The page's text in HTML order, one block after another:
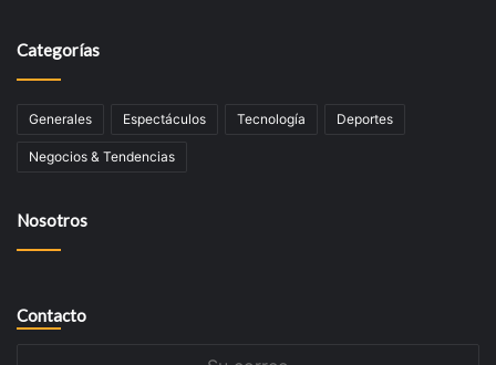
Categorías
Generales Espectáculos Tecnologí­a Deportes
Negocios & Tendencias
Nosotros
Contacto